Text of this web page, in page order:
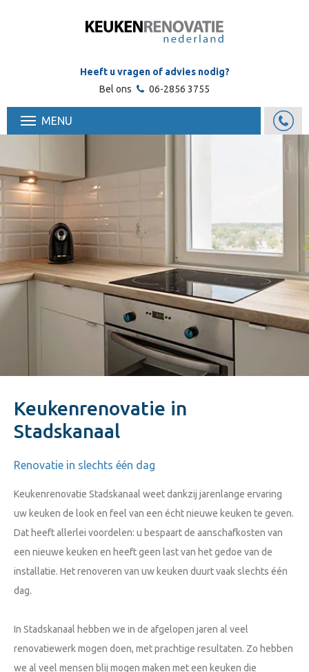
Heeft u vragen of advies nodig?
Bel ons
06-2856 3755
MENU
Keukenrenovatie in
Stadskanaal
Renovatie in slechts één dag
Keukenrenovatie Stadskanaal weet dankzij jarenlange ervaring
uw keuken de look en feel van een écht nieuwe keuken te geven.
Dat heeft allerlei voordelen: u bespaart de aanschafkosten van
een nieuwe keuken en heeft geen last van het gedoe van de
installatie. Het renoveren van uw keuken duurt vaak slechts één
dag.
In Stadskanaal hebben we in de afgelopen jaren al veel
renovatiewerk mogen doen, met prachtige resultaten. Zo hebben
we al veel mensen blij mogen maken met een keuken die